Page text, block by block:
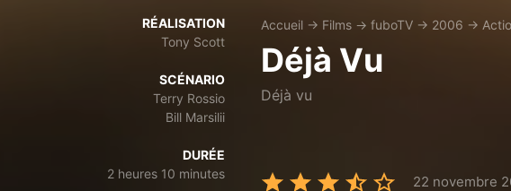
RÉALISATION
Tony Scott
SCÉNARIO
Terry Rossio
Bill Marsilii
DURÉE
2 heures 10 minutes
Accueil → Films → fuboTV → 2006 →
Déjà Vu
Déjà vu
22 novembre